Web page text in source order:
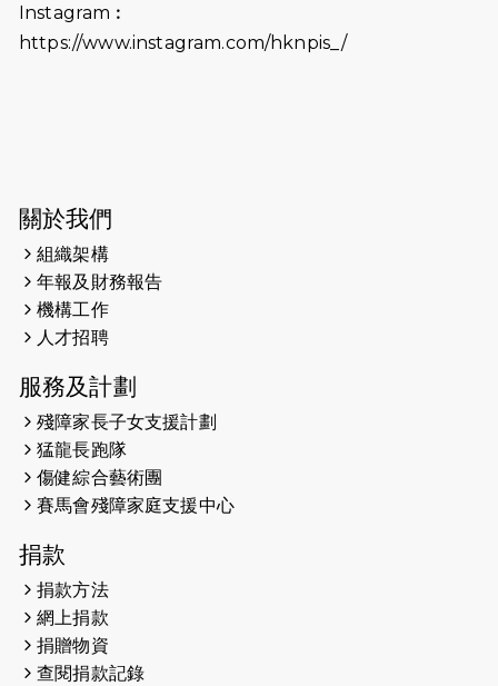
2026-06-11
猛龍長跑隊恆常練習 - 6月11日（19:00
2026-05-22
2026-05-21
2026-05-14
（19:00開始）
2026-05-07
開始）
2026-04-30
2026-04-25
2026-04-24
Instagram︰
https://www.instagram.com/hknpis_/
關於我們
組織架構
年報及財務報告
機構工作
人才招聘
服務及計劃
殘障家長子女支援計劃
猛龍長跑隊
傷健綜合藝術團
賽馬會殘障家庭支援中心
捐款
捐款方法
網上捐款
捐贈物資
查閱捐款記錄